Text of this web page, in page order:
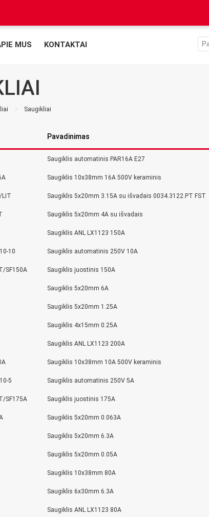
MUS KONTAKTAI
Saugikliai
Pavadinimas
Saugiklis automatinis PAR16A E27
Saugiklis 10x38mm 16A 500V keraminis
LIT Saugiklis 5x20mm 3.15A su išvadais 0034.3122.PT FST
Saugiklis 5x20mm 4A su išvadais
Saugiklis ANL LX1123 150A
10 Saugiklis automatinis 250V 10A
SF150A Saugiklis juostinis 150A
Saugiklis 5x20mm 6A
Saugiklis 5x20mm 1.25A
Saugiklis 4x15mm 0.25A
Saugiklis ANL LX1123 200A
Saugiklis 10x38mm 10A 500V keraminis
5 Saugiklis automatinis 250V 5A
SF175A Saugiklis juostinis 175A
Saugiklis 5x20mm 0.063A
Saugiklis 5x20mm 6.3A
Saugiklis 5x20mm 0.05A
Saugiklis 10x38mm 80A
Saugiklis 6x30mm 6.3A
Saugiklis ANL LX1123 80A